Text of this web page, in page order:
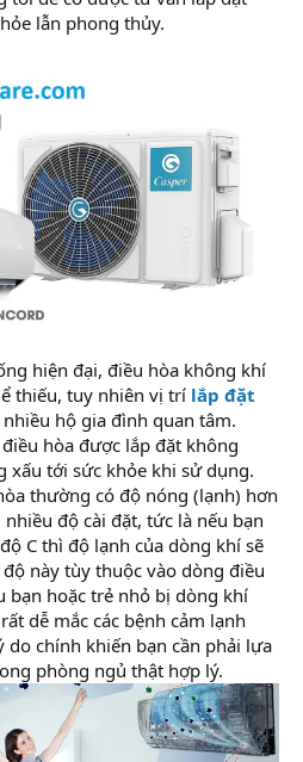
lẫn phong thủy.
hiện đại, điều hòa không khí
thiếu, tuy nhiên vị trí lắp đặt
hộ gia đình quan tâm.
hòa được lắp đặt không
xấu tới sức khỏe khi sử dụng.
thường có độ nóng (lạnh) hơn
độ cài đặt, tức là nếu bạn
C thì độ lạnh của dòng khí sẽ
này tùy thuộc vào dòng điều
bạn hoặc trẻ nhỏ bị dòng khí
dễ mắc các bệnh cảm lạnh
do chính khiến bạn cần phải lựa
phòng ngủ thật hợp lý.